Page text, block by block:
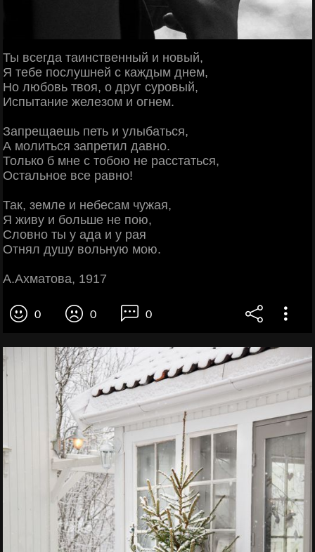
Ты всегда таинственный и новый,
Я тебе послушней с каждым днем,
Но любовь твоя, о друг суровый,
Испытание железом и огнем.
Запрещаешь петь и улыбаться,
А молиться запретил давно.
Только б мне с тобою не расстаться,
Остальное все равно!
Так, земле и небесам чужая,
Я живу и больше не пою,
Словно ты у ада и у рая
Отнял душу вольную мою.
А.Ахматова, 1917
0 0 0